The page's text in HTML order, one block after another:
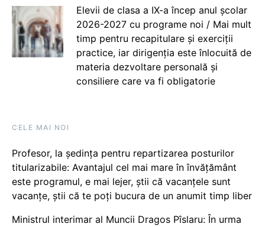
Elevii de clasa a IX-a încep anul școlar
2026-2027 cu programe noi / Mai mult
timp pentru recapitulare și exerciții
practice, iar dirigenția este înlocuită de
materia dezvoltare personală și
consiliere care va fi obligatorie
CELE MAI NOI
Profesor, la ședința pentru repartizarea posturilor
titularizabile: Avantajul cel mai mare în învățământ
este programul, e mai lejer, știi că vacanțele sunt
vacanţe, știi că te poți bucura de un anumit timp liber
Ministrul interimar al Muncii Dragos Pîslaru: În urma